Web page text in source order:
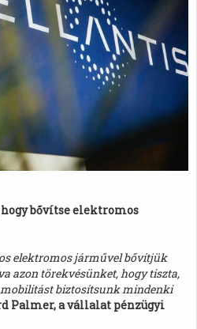
bővítse elektromos
elektromos járművel bővítjük
azon törekvésünket, hogy tiszta,
mobilitást biztosítsunk mindenki
Palmer, a vállalat pénzügyi